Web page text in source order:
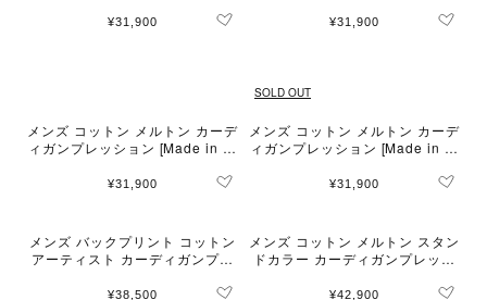
¥31,900 ¥31,900
メンズ コットン メルトン カーデ
ィガンプレッション [Made in Fr
¥31,900
SOLD OUT
メンズ コットン メルトン カーデ
ィガンプレッション [Made in Fr
¥31,900
メンズ バックプリント コットン
アーティスト カーディガンプレ
¥38,500
メンズ コットン メルトン スタン
ドカラー カーディガンプレッシ
¥42,900